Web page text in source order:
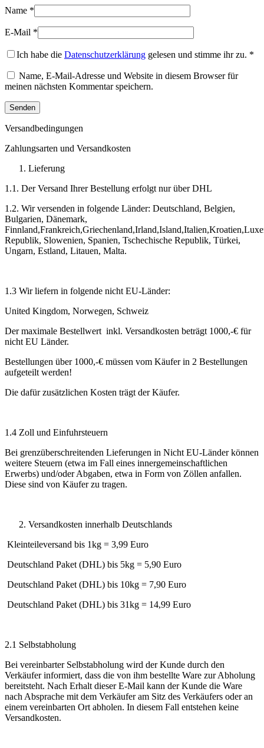
Name *
E-Mail *
Ich habe die Datenschutzerklärung gelesen und stimme ihr zu. *
Name, E-Mail-Adresse und Website in diesem Browser für
meinen nächsten Kommentar speichern.
Versandbedingungen
Zahlungsarten und Versandkosten
Lieferung
1.1. Der Versand Ihrer Bestellung erfolgt nur über DHL
1.2. Wir versenden in folgende Länder: Deutschland, Belgien,
Bulgarien, Dänemark,
Republik, Slowenien, Spanien, Tschechische Republik, Türkei,
Ungarn, Estland, Litauen, Malta.
1.3 Wir liefern in folgende nicht EU-Länder:
United Kingdom, Norwegen, Schweiz
Der maximale Bestellwert inkl. Versandkosten beträgt 1000,-€ für
nicht EU Länder.
Bestellungen über 1000,-€ müssen vom Käufer in 2 Bestellungen
aufgeteilt werden!
Die dafür zusätzlichen Kosten trägt der Käufer.
1.4 Zoll und Einfuhrsteuern
Bei grenzüberschreitenden Lieferungen in Nicht EU-Länder können
weitere Steuern (etwa im Fall eines innergemeinschaftlichen
Erwerbs) und/oder Abgaben, etwa in Form von Zöllen anfallen.
Diese sind von Käufer zu tragen.
Versandkosten innerhalb Deutschlands
Kleinteileversand bis 1kg = 3,99 Euro
Deutschland Paket (DHL) bis 5kg = 5,90 Euro
Deutschland Paket (DHL) bis 10kg = 7,90 Euro
Deutschland Paket (DHL) bis 31kg = 14,99 Euro
2.1 Selbstabholung
Bei vereinbarter Selbstabholung wird der Kunde durch den
Verkäufer informiert, dass die von ihm bestellte Ware zur Abholung
bereitsteht. Nach Erhalt dieser E-Mail kann der Kunde die Ware
nach Absprache mit dem Verkäufer am Sitz des Verkäufers oder an
einem vereinbarten Ort abholen. In diesem Fall entstehen keine
Versandkosten.